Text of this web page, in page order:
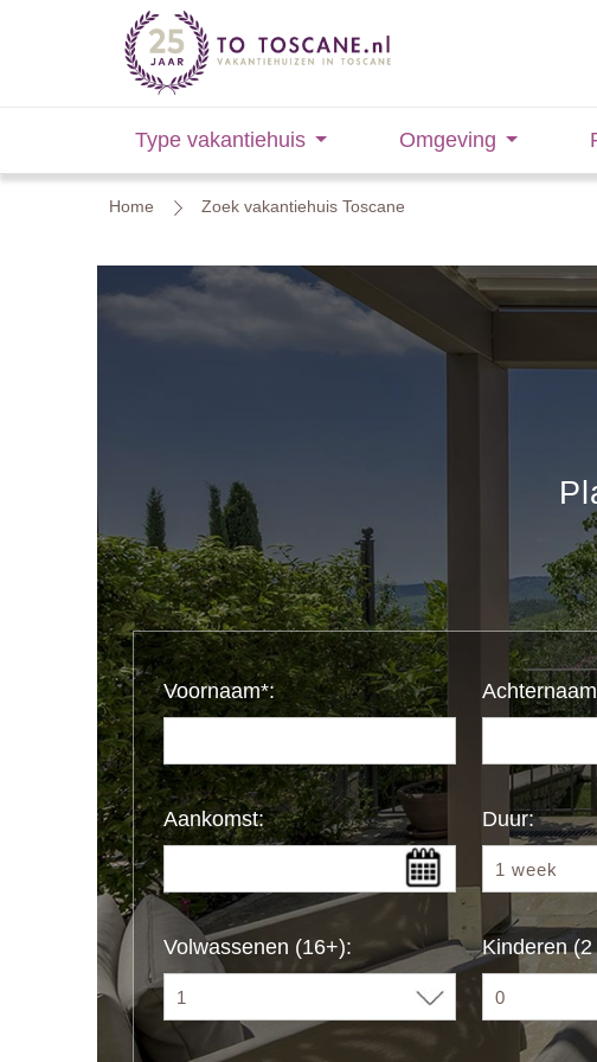
Type vakantiehuis Omgeving
Home Zoek vakantiehuis Toscane
Voornaam*:
Aankomst: Duur:
Volwassenen (16+): Kinderen